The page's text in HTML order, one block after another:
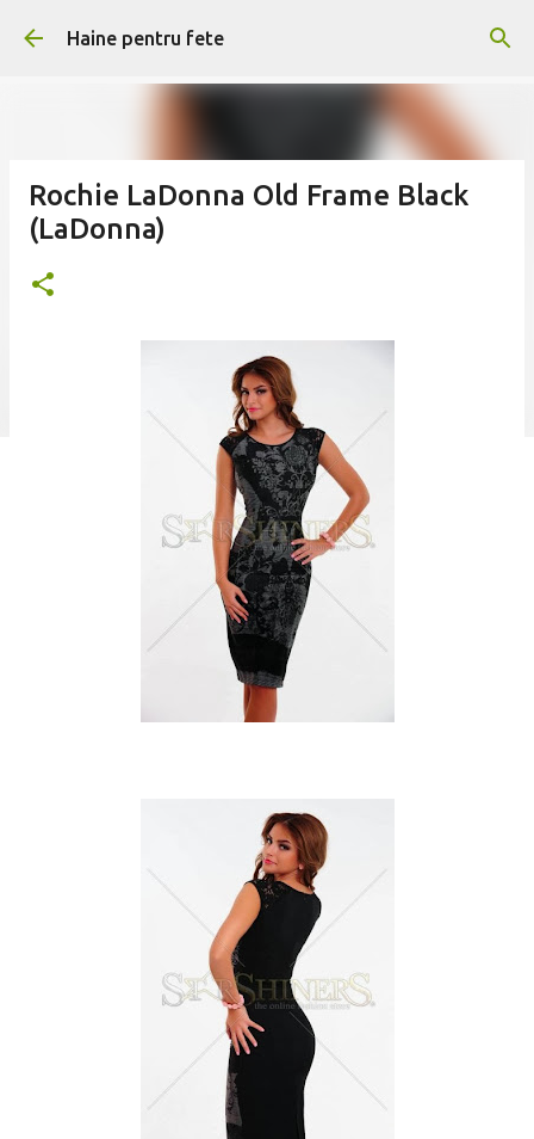
Treceți la conținutul principal
Haine pentru fete
Rochie LaDonna Old Frame Black
(LaDonna)